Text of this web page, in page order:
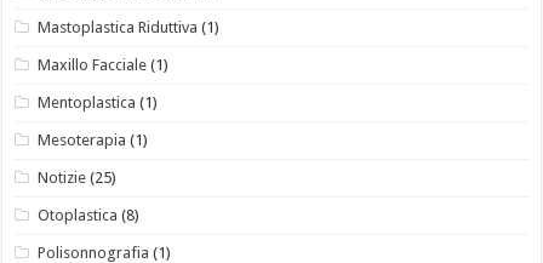
Mastoplastica Riduttiva (1)
Maxillo Facciale (1)
Mentoplastica (1)
Mesoterapia (1)
Notizie (25)
Otoplastica (8)
Polisonnografia (1)